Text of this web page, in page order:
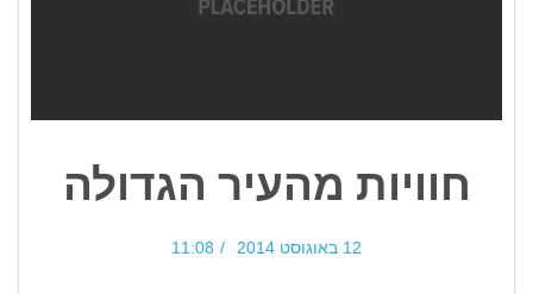
חוויות מהעיר הגדולה
12 באוגוסט 2014 11:08